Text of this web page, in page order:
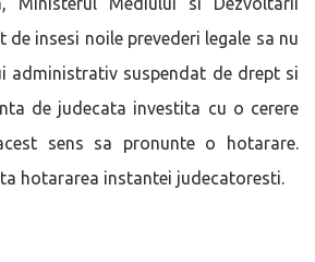
de insesi noile prevederi legale sa nu
administrativ suspendat de drept si
de judecata investita cu o cerere
sens sa pronunte o hotarare.
hotararea instantei judecatoresti.